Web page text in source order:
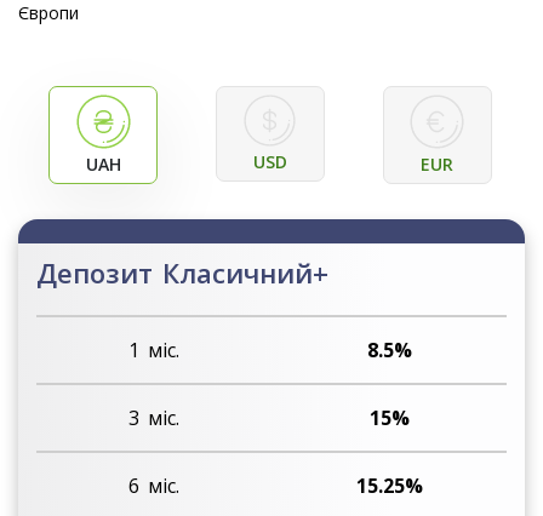
Європи
UAH USD EUR
Депозит Класичний+
8.5%
15%
15.25%